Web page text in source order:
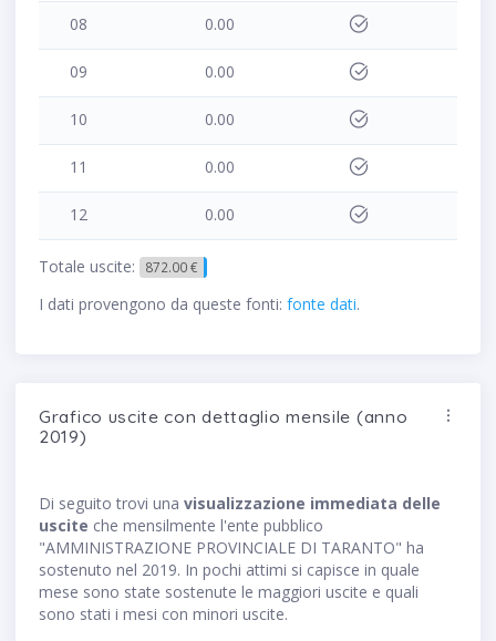
08 0.00
09 0.00
10 0.00
11 0.00
12 0.00
Totale uscite: 872.00 €
I dati provengono da queste fonti: fonte dati.
Grafico uscite con dettaglio mensile (anno
2019)
Di seguito trovi una visualizzazione immediata delle
uscite che mensilmente l'ente pubblico
"AMMINISTRAZIONE PROVINCIALE DI TARANTO" ha
sostenuto nel 2019. In pochi attimi si capisce in quale
mese sono state sostenute le maggiori uscite e quali
sono stati i mesi con minori uscite.